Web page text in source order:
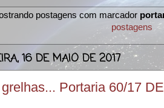
postagens com marcador
postagens
16 DE MAIO DE 2017
Portaria 60/17